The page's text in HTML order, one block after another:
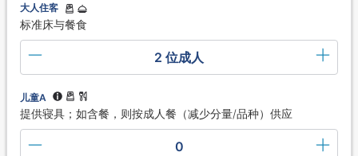
大人住客
标准床与餐食
2 位成人
儿童A
提供寝具；如含餐，则按成人餐（减少分量/品种）供应
0